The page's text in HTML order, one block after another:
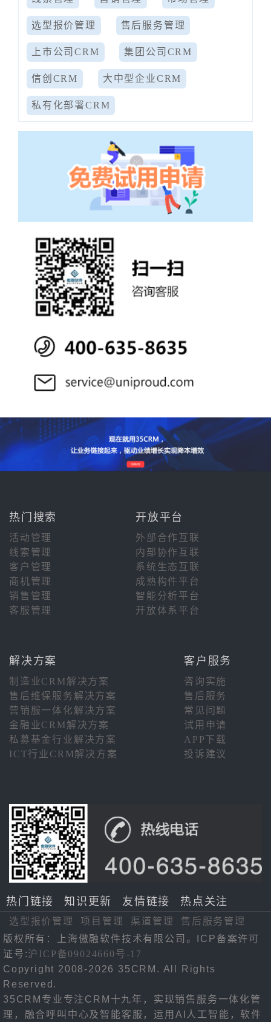
选型报价管理 售后服务管理
上市公司CRM 集团公司CRM
信创CRM 大中型企业CRM
私有化部署CRM
热门搜索 开放平台
活动管理
外部合作互联
线索管理
内部协作互联
客户管理
系统生态互联
商机管理
成熟构件平台
销售管理
智能分析平台
客服管理
开放体系平台
解决方案 客户服务
制造业CRM解决方案
咨询实施
售后维保服务解决方案
售后服务
营销服一体化解决方案
常见问题
金融业CRM解决方案
试用申请
私募基金行业解决方案
APP下载
ICT行业CRM解决方案
投诉建议
热门链接 知识更新 友情链接 热点关注
选型报价管理 项目管理 渠道管理
售后服务管理
版权所有：上海傲融软件技术有限公司。ICP备案许可
证号:沪ICP备09024660号-17
Copyright 2008-2026 35CRM. All Rights
Reserved.
35CRM专业专注CRM十九年，实现销售服务一体化管
理，融合呼叫中心及智能客服，运用AI人工智能，软件